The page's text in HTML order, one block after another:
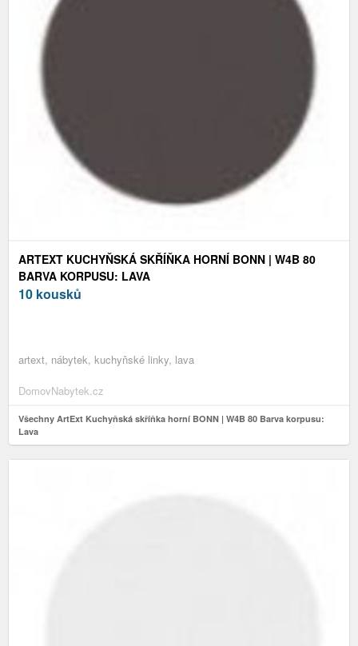
ARTEXT KUCHYŇSKÁ SKŘÍŇKA HORNÍ BONN | W4B 80
BARVA KORPUSU: LAVA
10 kousků
artext, nábytek, kuchyňské linky, lava
DomovNabytek.cz
Všechny ArtExt Kuchyňská skříňka horní BONN | W4B 80 Barva korpusu:
Lava